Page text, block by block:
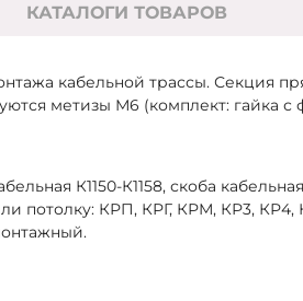
КАТАЛОГИ ТОВАРОВ
кабельной трассы. Секция
метизы М6 (комплект: гайка
К1150-К1158, скоба кабельная
потолку: КРП, КРГ, КРМ, КР3, КР4,